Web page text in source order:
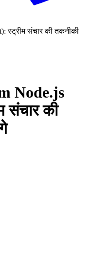
स्ट्रीम संचार की तकनीकी
Node.js
संचार की